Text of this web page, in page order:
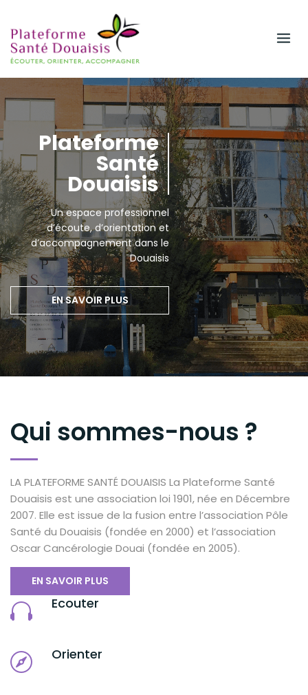
content
Plateforme
Santé
Douaisis
Un espace professionnel
d’écoute, d’orientation et
d’accompagnement dans le
Douaisis
EN SAVOIR PLUS
Qui sommes-nous ?
LA PLATEFORME SANTÉ DOUAISIS La Plateforme Santé
Douaisis est une association loi 1901, née en Décembre
2007. Elle est issue de la fusion entre l’association Pôle
Santé du Douaisis (fondée en 2000) et l’association
Oscar Cancérologie Douai (fondée en 2005).
EN SAVOIR PLUS
Ecouter
Orienter